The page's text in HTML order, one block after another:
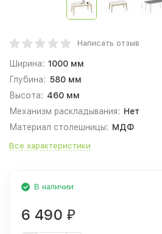
Написать отзыв
Ширина: 1000 мм
Глубина: 580 мм
Высота: 460 мм
Механизм раскладывания: Нет
Материал столешницы: МДФ
Все характеристики
В наличии
6 490 ₽